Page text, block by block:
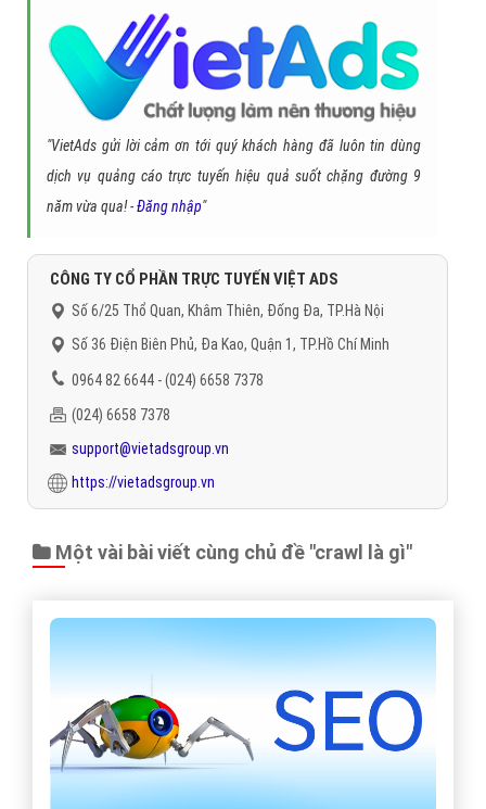
"VietAds gửi lời cảm ơn tới quý khách hàng đã luôn tin dùng
dịch vụ quảng cáo trực tuyến hiệu quả suốt chặng đường 9
năm vừa qua! -Đăng nhập"
CÔNG TY CỔ PHẦN TRỰC TUYẾN VIỆT ADS
Số 6/25 Thổ Quan, Khâm Thiên, Đống Đa, TP.Hà Nội
Số 36 Điện Biên Phủ, Đa Kao, Quận 1, TP.Hồ Chí Minh
0964 82 6644 - (024) 6658 7378
(024) 6658 7378
support@vietadsgroup.vn
https://vietadsgroup.vn
Một vài bài viết cùng chủ đề "crawl là gì"